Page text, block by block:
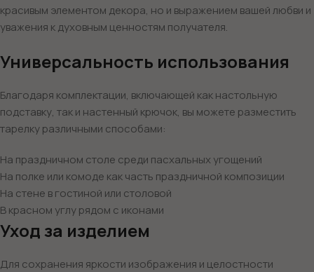
красивым элементом декора, но и выражением вашей любви и
уважения к духовным ценностям получателя.
Универсальность использования
Благодаря комплектации, включающей как настольную
подставку, так и настенный крючок, вы можете разместить
тарелку различными способами:
На праздничном столе среди пасхальных угощений
На полке или комоде как часть праздничной композиции
На стене в гостиной или столовой
В красном углу рядом с иконами
Уход за изделием
Для сохранения яркости изображения и целостности